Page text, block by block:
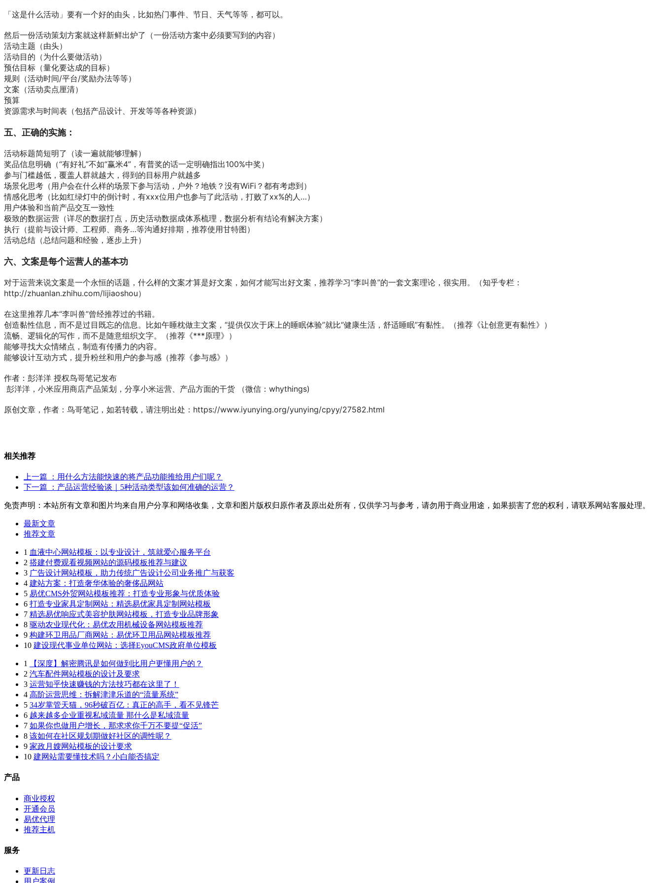
「这是什么活动」要有一个好的由头，比如热门事件、节日、天气等等，都可以。
然后一份活动策划方案就这样新鲜出炉了（一份活动方案中必须要写到的内容）
活动主题（由头）
活动目的（为什么要做活动）
预估目标（量化要达成的目标）
规则（活动时间/平台/奖励办法等等）
文案（活动卖点厘清）
预算
资源需求与时间表（包括产品设计、开发等等各种资源）
五、正确的实施：
活动标题简短明了（读一遍就能够理解）
奖品信息明确（“有好礼”不如“赢米4”，有普奖的话一定明确指出100%中奖）
参与门槛越低，覆盖人群就越大，得到的目标用户就越多
场景化思考（用户会在什么样的场景下参与活动，户外？地铁？没有WiFi？都有考虑到）
情感化思考（比如红绿灯中的倒计时，有xxx位用户也参与了此活动，打败了xx%的人…）
用户体验和当前产品交互一致性
极致的数据运营（详尽的数据打点，历史活动数据成体系梳理，数据分析有结论有解决方案）
执行（提前与设计师、工程师、商务…等沟通好排期，推荐使用甘特图）
活动总结（总结问题和经验，逐步上升）
六、文案是每个运营人的基本功
对于运营来说文案是一个永恒的话题，什么样的文案才算是好文案，如何才能写出好文案，推荐学习“李叫兽”的一套文案理论，很实用。（知乎专栏：
http://zhuanlan.zhihu.com/lijiaoshou）
在这里推荐几本“李叫兽”曾经推荐过的书籍。
创造黏性信息，而不是过目既忘的信息。比如午睡枕做主文案，“提供仅次于床上的睡眠体验”就比“健康生活，舒适睡眠”有黏性。（推荐《让创意更有黏性》）
流畅、逻辑化的写作，而不是随意组织文字。（推荐《***原理》）
能够寻找大众情绪点，制造有传播力的内容。
能够设计互动方式，提升粉丝和用户的参与感（推荐《参与感》）
作者：彭洋洋 授权鸟哥笔记发布
彭洋洋，小米应用商店产品策划，分享小米运营、产品方面的干货 （微信：whythings)
原创文章，作者：鸟哥笔记，如若转载，请注明出处：https://www.iyunying.org/yunying/cpyy/27582.html
相关推荐
上一篇
：用什么方法能快速的将产品功能推给用户们呢？
下一篇
：产品运营经验谈｜5种活动类型该如何准确的运营？
免责声明：本站所有文章和图片均来自用户分享和网络收集，文章和图片版权归原作者及原出处所有，仅供学习与参考，请勿用于商业用途，如果损害了您的权利，请联系网站客服处理。
最新文章
推荐文章
1 血液中心网站模板：以专业设计，筑就爱心服务平台
2 搭建付费观看视频网站的源码模板推荐与建议
3 广告设计网站模板，助力传统广告设计公司业务推广与获客
4 建站方案：打造奢华体验的奢侈品网站
5 易优CMS外贸网站模板推荐：打造专业形象与优质体验
6 打造专业家具定制网站：精选易优家具定制网站模板
7 精选易优响应式美容护肤网站模板，打造专业品牌形象
8 驱动农业现代化：易优农用机械设备网站模板推荐
9 构建环卫用品厂商网站：易优环卫用品网站模板推荐
10 建设现代事业单位网站：选择EyouCMS政府单位模板
1
【深度】解密腾讯是如何做到比用户更懂用户的？
2 汽车配件网站模板的设计及要求
3 运营知乎快速赚钱的方法技巧都在这里了！
4 高阶运营思维：拆解津津乐道的“流量系统”
5 34岁掌管天猫，96秒破百亿：真正的高手，看不见锋芒
6 越来越多企业重视私域流量 那什么是私域流量
7 如果你也做用户增长，那求求你千万不要提“促活”
8 该如何在社区规划期做好社区的调性呢？
9 家政月嫂网站模板的设计要求
10 建网站需要懂技术吗？小白能否搞定
产品
商业授权
开通会员
易优代理
推荐主机
服务
更新日志